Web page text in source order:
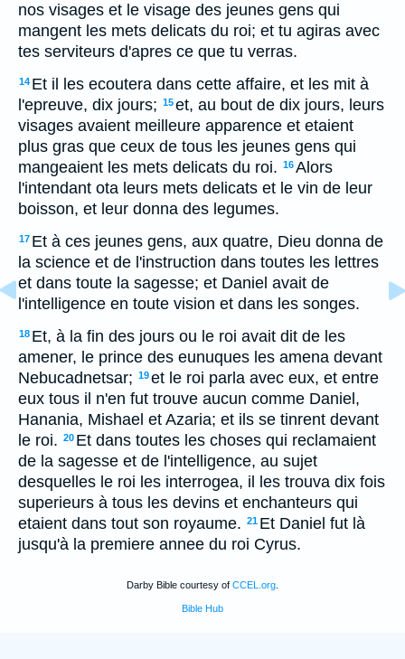
nos visages et le visage des jeunes gens qui
mangent les mets delicats du roi; et tu agiras avec
tes serviteurs d'apres ce que tu verras.
14 Et il les ecoutera dans cette affaire, et les mit à
l'epreuve, dix jours; 15et, au bout de dix jours, leurs
visages avaient meilleure apparence et etaient
plus gras que ceux de tous les jeunes gens qui
mangeaient les mets delicats du roi. 16Alors
l'intendant ota leurs mets delicats et le vin de leur
boisson, et leur donna des legumes.
17 Et à ces jeunes gens, aux quatre, Dieu donna de
la science et de l'instruction dans toutes les lettres
et dans toute la sagesse; et Daniel avait de
l'intelligence en toute vision et dans les songes.
18 Et, à la fin des jours ou le roi avait dit de les
amener, le prince des eunuques les amena devant
Nebucadnetsar; 19et le roi parla avec eux, et entre
eux tous il n'en fut trouve aucun comme Daniel,
Hanania, Mishael et Azaria; et ils se tinrent devant
le roi. 20 Et dans toutes les choses qui reclamaient
de la sagesse et de l'intelligence, au sujet
desquelles le roi les interrogea, il les trouva dix fois
superieurs à tous les devins et enchanteurs qui
etaient dans tout son royaume. 21 Et Daniel fut là
jusqu'à la premiere annee du roi Cyrus.
Darby Bible courtesy of CCEL.org
Bible Hub